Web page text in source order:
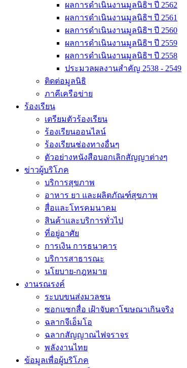
ผลการดำเนินงานมูลนิธิฯ ปี 2562
ผลการดำเนินงานมูลนิธิฯ ปี 2561
ผลการดำเนินงานมูลนิธิฯ ปี 2560
ผลการดำเนินงานมูลนิธิฯ ปี 2559
ผลการดำเนินงานมูลนิธิฯ ปี 2558
ประมวลผลงานสำคัญ 2538 - 2549
ติดต่อมูลนิธิ
ภาคีเครือข่าย
ร้องเรียน
เตรียมตัวร้องเรียน
ร้องเรียนออนไลน์
ร้องเรียนช่องทางอื่นๆ
ตัวอย่างหนังสือบอกเลิกสัญญาต่างๆ
ข่าวผู้บริโภค
บริการสุขภาพ
อาหาร ยา และผลิตภัณฑ์สุขภาพ
สื่อและโทรคมนาคม
สินค้าและบริการทั่วไป
ที่อยู่อาศัย
การเงิน การธนาคาร
บริการสาธารณะ
นโยบาย-กฎหมาย
งานรณรงค์
ระบบขนส่งมวลชน
ซอกแซกสื่อ เฝ้าจับตาโฆษณาเกินจริง
ฉลากจีเอ็มโอ
ฉลากสัญญาณไฟจราจร
พลังงานไทย
ข้อมูลเพื่อผู้บริโภค